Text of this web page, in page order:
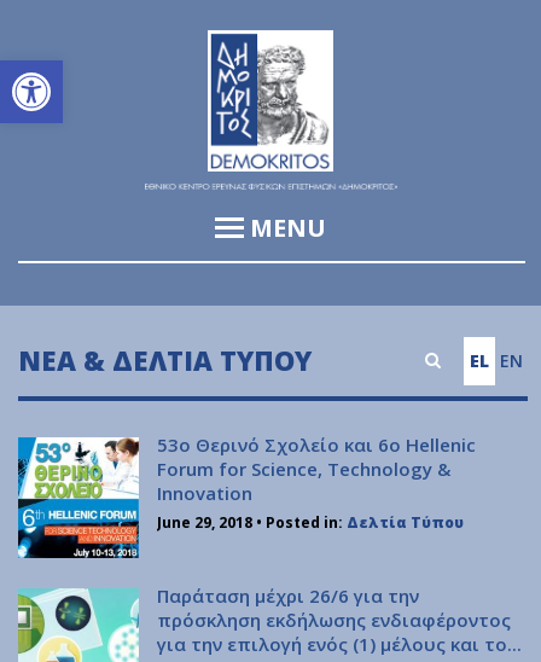
Ανοίξτε τη γραμμή εργαλείων
MENU
Ινστιτούτο Πυρηνικών & Ραδιολογικών Επιστημών &
Ινστιτούτο Νανοεπιστήμης & Νανοτεχνολογίας (ΙΝΝ)
Ινστιτούτο Πυρηνικής & Σωματιδιακής Φυσικής (ΙΠΣΦ)
Ινστιτούτο Κβαντικής Υπολογιστικής και Κβαντικής
Εθνικές Ερευνητικές Υποδομές
ΝΈΑ & ΔΕΛΤΊΑ ΤΎΠΟΥ EL EN
53ο Θερινό Σχολείο και 6ο Hellenic
Forum for Science, Technology &
Innovation
June 29, 2018 • Posted in: Δελτία Τύπου
Παράταση μέχρι 26/6 για την
πρόσκληση εκδήλωσης ενδιαφέροντος
για την επιλογή ενός (1) μέλους και το...